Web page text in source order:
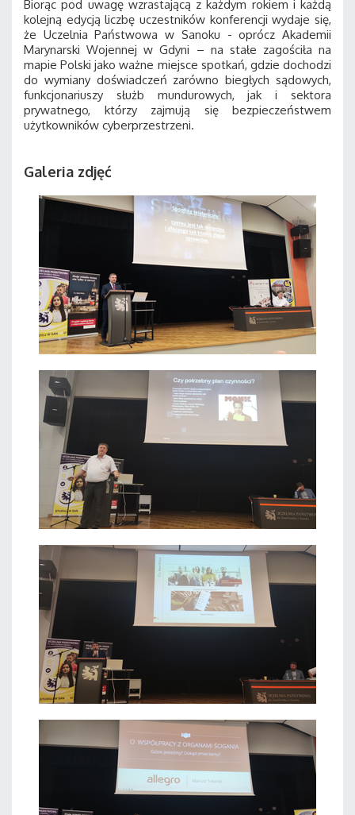
Biorąc pod uwagę wzrastającą z każdym rokiem i każdą
kolejną edycją liczbę uczestników konferencji wydaje się,
że Uczelnia Państwowa w Sanoku - oprócz Akademii
Marynarski Wojennej w Gdyni – na stałe zagościła na
mapie Polski jako ważne miejsce spotkań, gdzie dochodzi
do wymiany doświadczeń zarówno biegłych sądowych,
funkcjonariuszy służb mundurowych, jak i sektora
prywatnego, którzy zajmują się bezpieczeństwem
użytkowników cyberprzestrzeni.
Galeria zdjęć